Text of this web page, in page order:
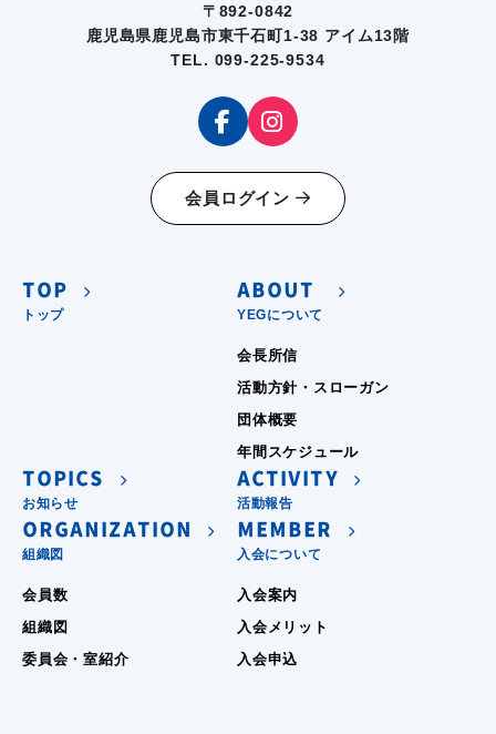
〒892-0842
鹿児島県鹿児島市東千石町1-38 アイム13階
TEL. 099-225-9534
会員ログイン
TOP
トップ
ABOUT
YEGについて
会長所信
活動方針・スローガン
団体概要
年間スケジュール
TOPICS
お知らせ
ACTIVITY
活動報告
ORGANIZATION
組織図
会員数
組織図
委員会・室紹介
MEMBER
入会について
入会案内
入会メリット
入会申込